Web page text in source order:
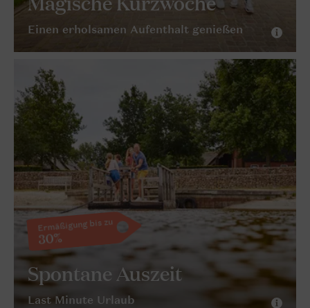
Einen erholsamen Aufenthalt genießen
Ermäßigung bis zu
30%
Spontane Auszeit
Last Minute Urlaub